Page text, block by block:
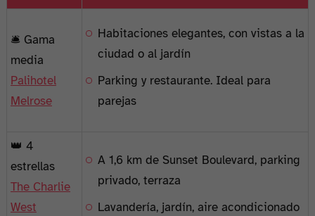
🛎️ Gama
media
Palihotel
Melrose
Habitaciones elegantes, con vistas a la
ciudad o al jardín
Parking y restaurante. Ideal para
parejas
👑 4
estrellas
The Charlie
West
A 1,6 km de Sunset Boulevard, parking
privado, terraza
Lavandería, jardín, aire acondicionado